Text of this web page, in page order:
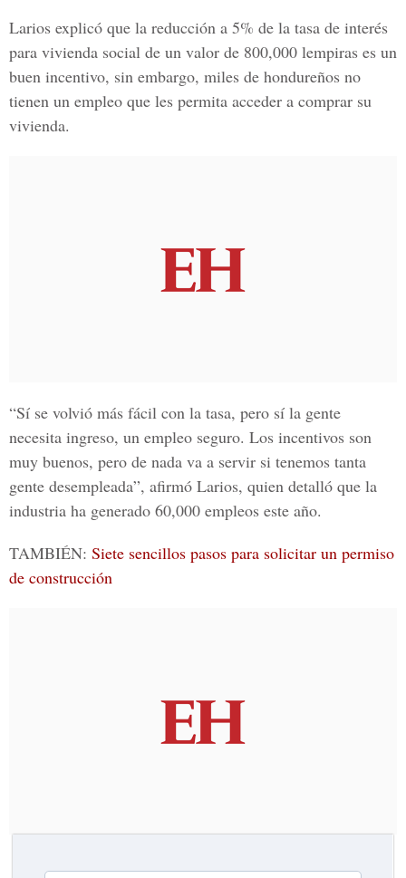
Larios explicó que la reducción a 5% de la tasa de interés
para vivienda social de un valor de 800,000 lempiras es un
buen incentivo, sin embargo, miles de hondureños no
tienen un empleo que les permita acceder a comprar su
vivienda.
“Sí se volvió más fácil con la tasa, pero sí la gente
necesita ingreso, un empleo seguro. Los incentivos son
muy buenos, pero de nada va a servir si tenemos tanta
gente desempleada”, afirmó Larios, quien detalló que la
industria ha generado 60,000 empleos este año.
TAMBIÉN: Siete sencillos pasos para solicitar un permiso
de construcción